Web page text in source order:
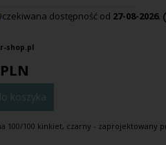
dostępność od 27-08-2026.
shop.pl
PLN
100/100 kinkiet, czarny - zaprojektowany